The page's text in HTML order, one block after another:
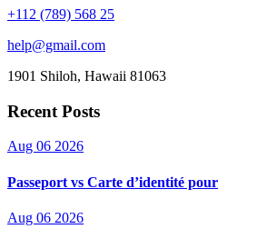
+112 (789) 568 25
help@gmail.com
1901 Shiloh, Hawaii 81063
Recent Posts
Aug 06 2026
Passeport vs Carte d’identité pour
Aug 06 2026